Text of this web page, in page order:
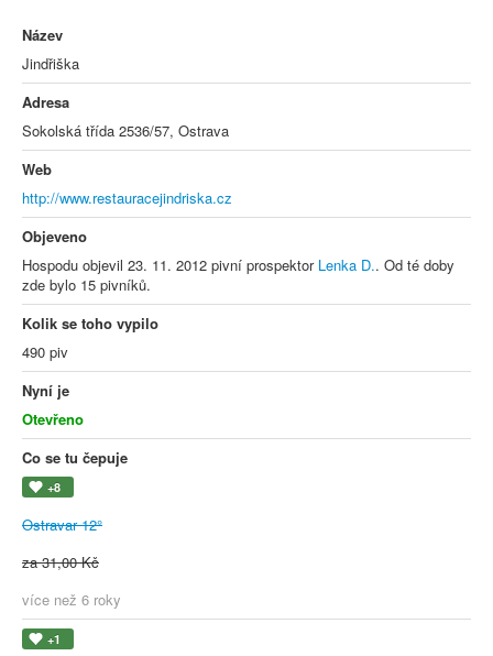
Název
Jindřiška
Adresa
Sokolská třída 2536/57, Ostrava
Web
http://www.restauracejindriska.cz
Objeveno
Hospodu objevil 23. 11. 2012 pivní prospektor Lenka D.. Od té doby
zde bylo 15 pivníků.
Kolik se toho vypilo
490 piv
Nyní je
Otevřeno
Co se tu čepuje
+8
Ostravar 12°
za 31,00 Kč
více než 6 roky
+1